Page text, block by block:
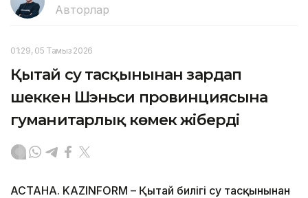
Авторлар
01:29, 05 Тамыз 2026
Қытай су тасқынынан зардап
шеккен Шэньси провинциясына
гуманитарлық көмек жіберді
АСТАНА. KAZINFORM – Қытай билігі су тасқынынан